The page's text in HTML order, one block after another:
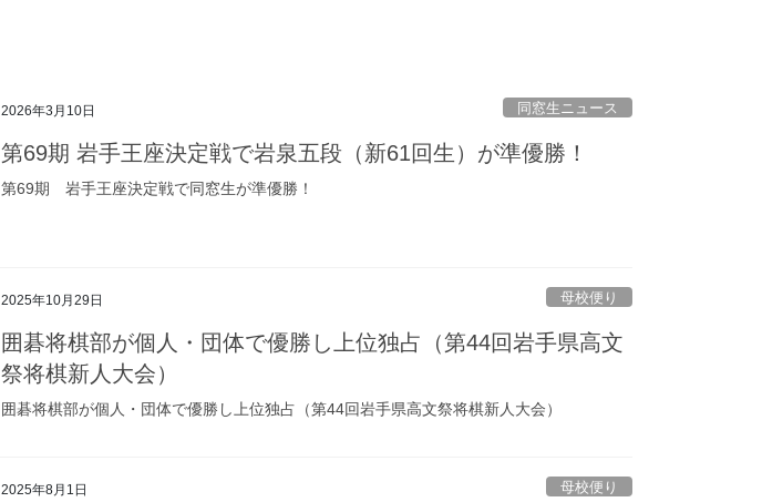
2026年3月10日 同窓生ニュース
第69期 岩手王座決定戦で岩泉五段（新61回生）が準優勝！
第69期 岩手王座決定戦で同窓生が準優勝！
2025年10月29日 母校便り
囲碁将棋部が個人・団体で優勝し上位独占（第44回岩手県高文
祭将棋新人大会）
囲碁将棋部が個人・団体で優勝し上位独占（第44回岩手県高文祭将棋新人大会）
2025年8月1日 母校便り